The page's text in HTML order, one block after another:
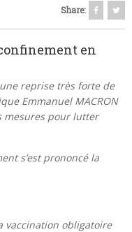
Share:
en
reprise très forte de
Emmanuel MACRON
mesures pour lutter
s’est prononcé la
vaccination obligatoire